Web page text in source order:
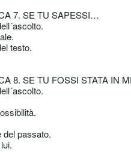
7. SE TU SAPESSI…
testo.
8. SE TU FOSSI STATA IN
del passato.